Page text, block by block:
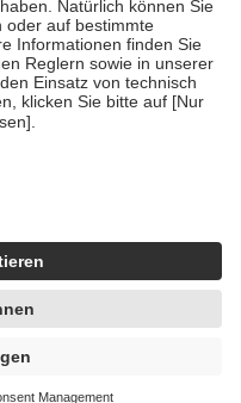
die von der
um echte Bewertungen
4419944605341
Zuhilfenahme künstlicher